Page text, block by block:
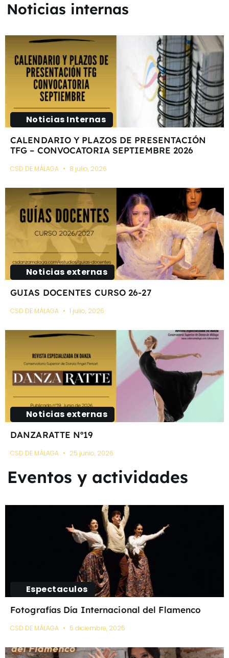
Noticias internas
Noticias Internas
CALENDARIO Y PLAZOS DE PRESENTACIÓN
TFG – CONVOCATORIA SEPTIEMBRE 2026
CSD DE MÁLAGA 8 julio, 2026
Noticias externas
GUIAS DOCENTES CURSO 26-27
CSD DE MÁLAGA 1 julio, 2026
Noticias externas
DANZARATTE Nº19
CSD DE MÁLAGA 25 junio, 2026
Eventos y actividades
Espectaculos
Fotografías Día Internacional del Flamenco
CSD DE MÁLAGA 5 diciembre, 2025